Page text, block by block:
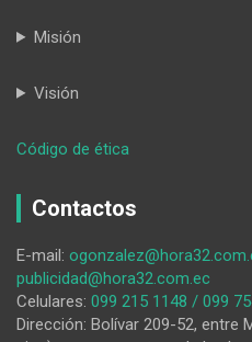
Misión
Visión
Código de ética
valor
la
Navidad
Contactos
E-mail:
publicidad@hora32.com.ec
Celulares: 099 215 1148 / 099
Dirección: Bolívar 209-52, entre